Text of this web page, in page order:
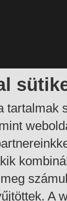
tartalmak
A